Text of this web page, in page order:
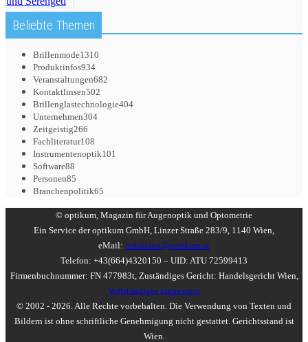
Beliebte Themen
Brillenmode1310
Produktinfos934
Veranstaltungen682
Kontaktlinsen502
Brillenglastechnologie404
Unternehmen304
Zeitgeistig266
Fachliteratur108
Instrumentenoptik101
Software88
Personen85
Branchenpolitik65
© optikum, Magazin für Augenoptik und Optometrie
Ein Service der optikum GmbH, Linzer Straße 283/9, 1140 Wien,
eMail: redaktion@optikum.at
Telefon: +43(664)4320150 – UID: ATU 72599413
Firmenbuchnummer: FN 477983t, Zuständiges Gericht: Handelsgericht Wien,
Vollständiges Impressum
© 2002 - 2026. Alle Rechte vorbehalten. Die Verwendung von Texten und
Bildern ist ohne schriftliche Genehmigung nicht gestattet. Gerichtsstand ist
Wien.